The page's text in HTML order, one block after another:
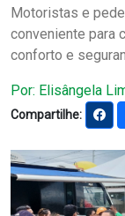
Portal do
Carta de Serviço
Motoristas e
conveniente para
conforto e
Por: Elisângela
Compartilhe: